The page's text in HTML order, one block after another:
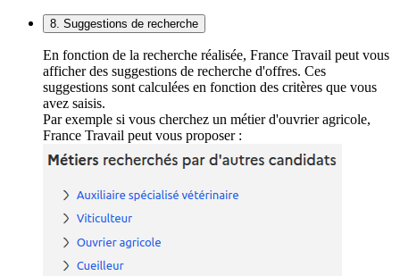
8. Suggestions de recherche
En fonction de la recherche réalisée, France Travail peut vous
afficher des suggestions de recherche d'offres. Ces
suggestions sont calculées en fonction des critères que vous
avez saisis.
Par exemple si vous cherchez un métier d'ouvrier agricole,
France Travail peut vous proposer :